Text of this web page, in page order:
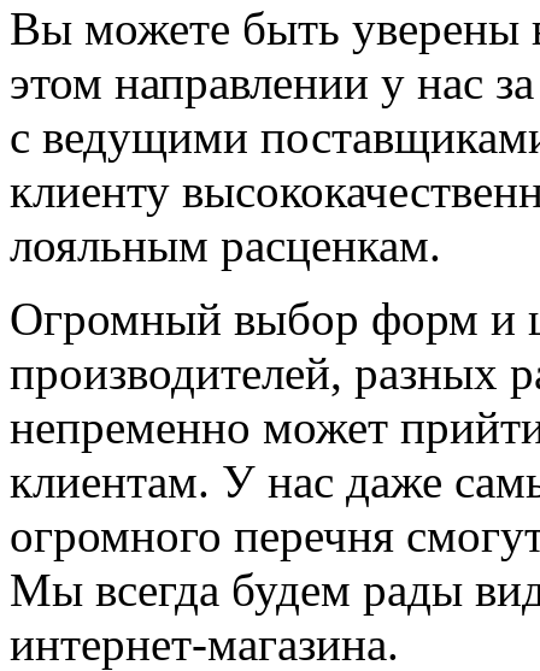
Вы можете быть уверены
этом направлении у нас
с ведущими
клиенту
лояльным расценкам.
Огромный выбор форм и
производителей, разных
непременно может
клиентам. У нас даже
огромного перечня
Мы всегда будем рады
интернет-магазина.